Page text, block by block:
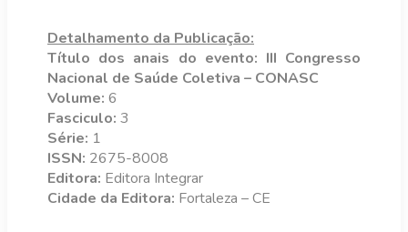
Detalhamento da Publicação:
Título dos anais do evento: III Congresso
Nacional de Saúde Coletiva – CONASC
Volume: 6
Fasciculo: 3
Série: 1
ISSN: 2675-8008
Editora: Editora Integrar
Cidade da Editora: Fortaleza – CE